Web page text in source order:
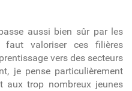
aussi bien sûr par les
valoriser ces filières
vers des secteurs
je pense particulièrement
aux trop nombreux jeunes